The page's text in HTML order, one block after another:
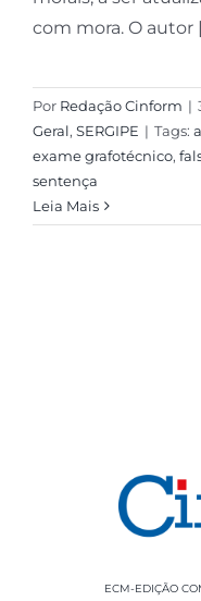
com mora. O autor
Por Redação Cinform |
Geral, SERGIPE | Tags:
exame grafotécnico,
sentença
Leia Mais
ECM-EDIÇÃO